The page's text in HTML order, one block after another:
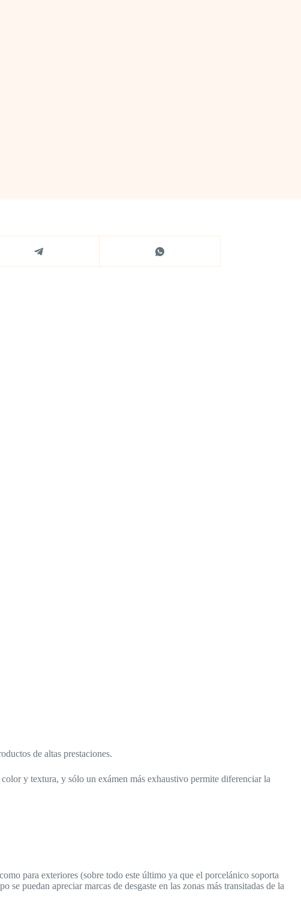
de altas prestaciones.
y textura, y sólo un exámen más exhaustivo permite diferenciar la
para exteriores (sobre todo este último ya que el porcelánico soporta
puedan apreciar marcas de desgaste en las zonas más transitadas de la